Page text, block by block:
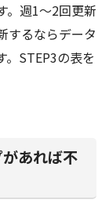
。週1〜2回更新
するならデータ
STEP3の表を
あれば不